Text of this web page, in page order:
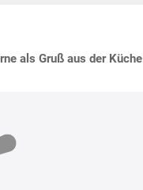
als Gruß aus der Küche